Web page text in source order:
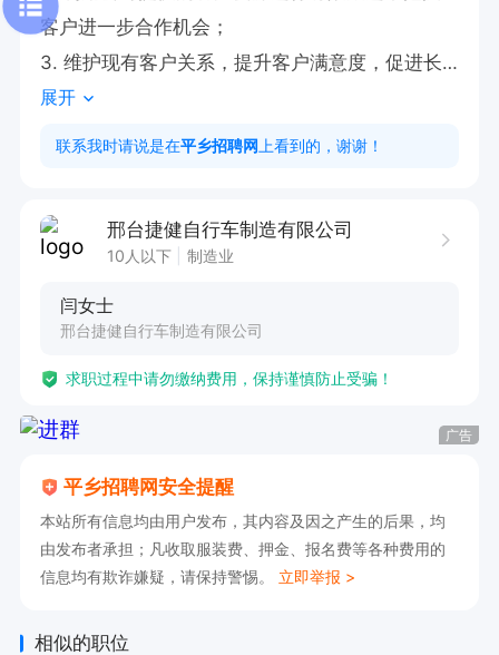
客户进一步合作机会；
3. 维护现有客户关系，提升客户满意度，促进长
期合作；
4. 准确记录客户信息及沟通进展。
力；
价值；
强；
4. 具备基本的客户服务意识和团队协作能力。
展开
联系我时请说是在平乡招聘网 上看到的，谢谢！
邢台捷健自行车制造有限公司
10人以下 制造业
闫女士
邢台捷健自行车制造有限公司
求职过程中请勿缴纳费用，保持谨慎防止受骗！
广告
平乡招聘网安全提醒
本站所有信息均由用户发布，其内容及因之产生的后果，均
由发布者承担；凡收取服装费、押金、报名费等各种费用的
信息均有欺诈嫌疑，请保持警惕。 立即举报 >
相似的职位